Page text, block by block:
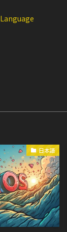
Language
日本語